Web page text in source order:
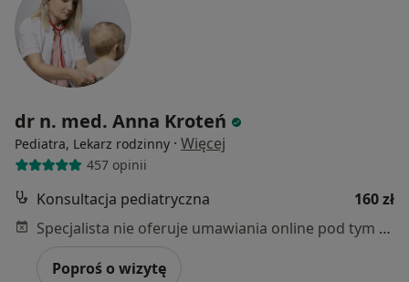
dr n. med. Anna Kroteń
Pediatra, Lekarz rodzinny · Więcej
457 opinii
Konsultacja pediatryczna
160 zł
Specjalista nie oferuje umawiania online pod tym adresem.
Poproś o wizytę